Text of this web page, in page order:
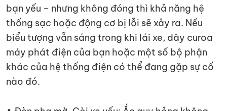
bạn yếu – nhưng không đóng thì khả năng hệ
thống sạc hoặc động cơ bị lỗi sẽ xảy ra. Nếu
biểu tượng vẫn sáng trong khi lái xe, dây curoa
máy phát điện của bạn hoặc một số bộ phận
khác của hệ thống điện có thể đang gặp sự cố
nào đó.